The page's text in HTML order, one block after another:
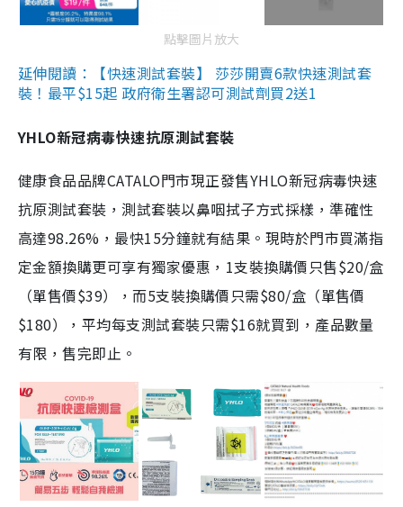
點擊圖片放大
延伸閱讀：【快速測試套裝】 莎莎開賣6款快速測試套
裝！最平$15起 政府衛生署認可測試劑買2送1
YHLO新冠病毒快速抗原測試套裝
健康食品品牌CATALO門市現正發售YHLO新冠病毒快速
抗原測試套裝，測試套裝以鼻咽拭子方式採樣，準確性
高達98.26%，最快15分鐘就有結果。現時於門市買滿指
定金額換購更可享有獨家優惠，1支裝換購價只售$20/盒
（單售價$39），而5支裝換購價只需$80/盒（單售價
$180），平均每支測試套裝只需$16就買到，產品數量
有限，售完即止。